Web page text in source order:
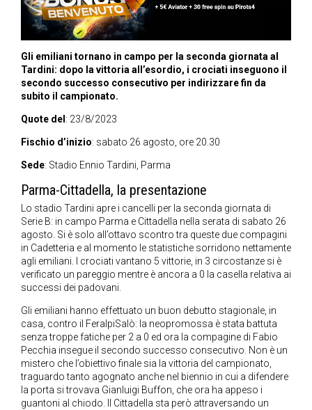
Gli emiliani tornano in campo per la seconda giornata al
Tardini: dopo la vittoria all’esordio, i crociati inseguono il
secondo successo consecutivo per indirizzare fin da
subito il campionato.
Quote del : 23/8/2023
Fischio d’inizio: sabato 26 agosto, ore 20.30
Sede: Stadio Ennio Tardini, Parma
Parma-Cittadella, la presentazione
Lo stadio Tardini apre i cancelli per la seconda giornata di
Serie B: in campo Parma e Cittadella nella serata di sabato 26
agosto. Si è solo all’ottavo scontro tra queste due compagini
in Cadetteria e al momento le statistiche sorridono nettamente
agli emiliani. I crociati vantano 5 vittorie, in 3 circostanze si è
verificato un pareggio mentre è ancora a 0 la casella relativa ai
successi dei padovani.
Gli emiliani hanno effettuato un buon debutto stagionale, in
casa, contro il FeralpiSalò: la neopromossa è stata battuta
senza troppe fatiche per 2 a 0 ed ora la compagine di Fabio
Pecchia insegue il secondo successo consecutivo. Non è un
mistero che l’obiettivo finale sia la vittoria del campionato,
traguardo tanto agognato anche nel biennio in cui a difendere
la porta si trovava Gianluigi Buffon, che ora ha appeso i
guantoni al chiodo. Il Cittadella sta però attraversando un